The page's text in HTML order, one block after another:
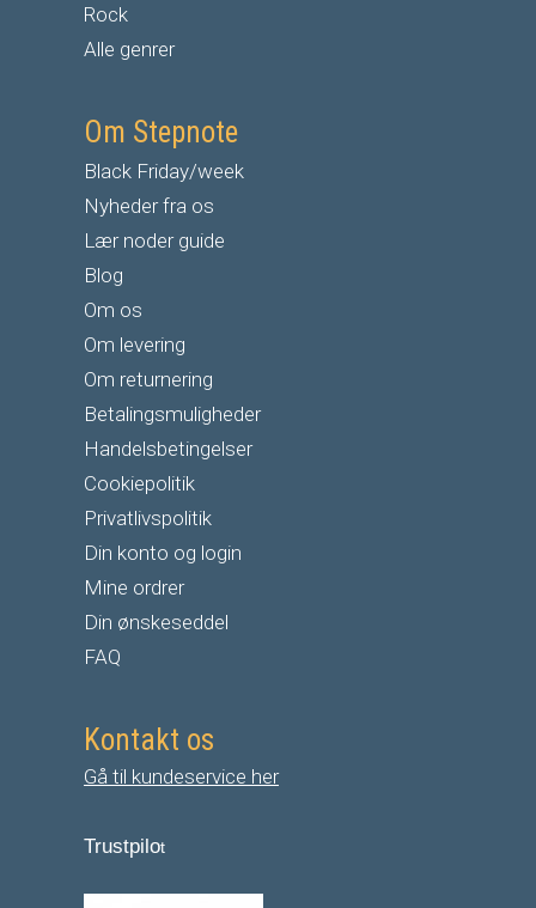
Rock
Alle genrer
Om Stepnote
Black Friday/week
Nyheder fra os
Lær noder guide
Blog
Om os
Om levering
Om returnering
Betalingsmuligheder
Handelsbetingelser
Cookiepolitik
Privatlivspolitik
Din konto og login
Mine ordrer
Din ønskeseddel
FAQ
Kontakt os
Gå til kundeservice her
Trustpilot